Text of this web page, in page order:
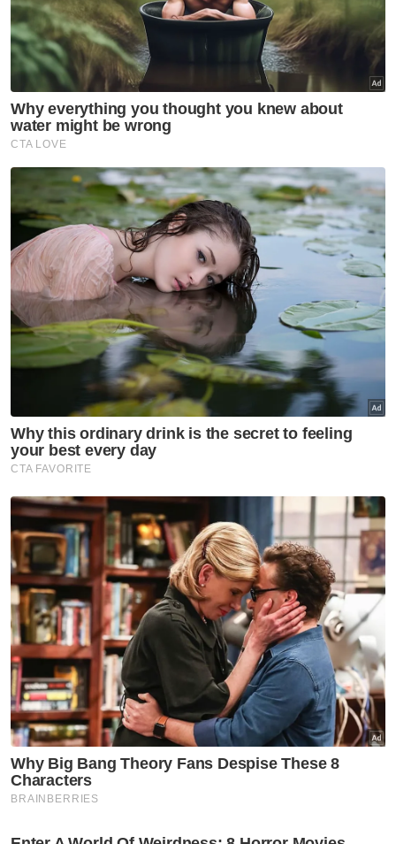
Kelantan
Darul Ulum Al Mahfuz sasar
bina kompleks tahfiz baharu
Kelantan
tiada sudah tidak boleh tengok'
Kelantan
'Saya ingat sudah mati' -
Pemain bola sepak kongsi detik
cemas dipanah petir